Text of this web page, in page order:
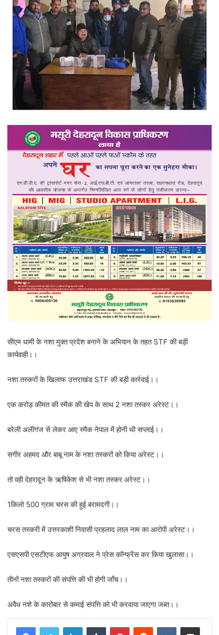
सीएम धामी के नशा मुक्त प्रदेश बनाने के अभियान के तहत STF की बड़ी
कार्यवाही।।
नशा तस्करों के खिलाफ उत्तराखंड STF की बड़ी कार्रवाई।।
एक करोड़ कीमत की स्मैक की खेप के साथ 2 नशा तस्कर अरेस्ट।।
बरेली अलीगंज से लेकर आए स्मैक नेपाल में होनी थी सप्लाई।।
सगीर अहमद और बाबू नाम के नशा तस्करों को किया अरेस्ट।।
तो वही देहरादून के ऋषिकेश से भी नशा तस्कर अरेस्ट।।
1किलो 500 ग्राम चरस की हुई बरामदगी।।
चरस तस्करी में उत्तरकाशी निवासी प्रहलाद लाल नाम का आरोपी अरेस्ट।।
एसएसपी एसटीएफ आयुष अग्रवाल ने प्रेस कॉन्फ्रेंस कर किया खुलासा।।
तीनों नशा तस्करों की संपत्ति की भी होगी जाँच।।
अवैध नशे के कारोबार से कमाई संपत्ति को भी करवाया जाएगा जब्त।।
LinkedInTumblr PinterestReddit VKontakteShare via Email